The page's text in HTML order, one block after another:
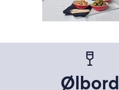
Ølbord